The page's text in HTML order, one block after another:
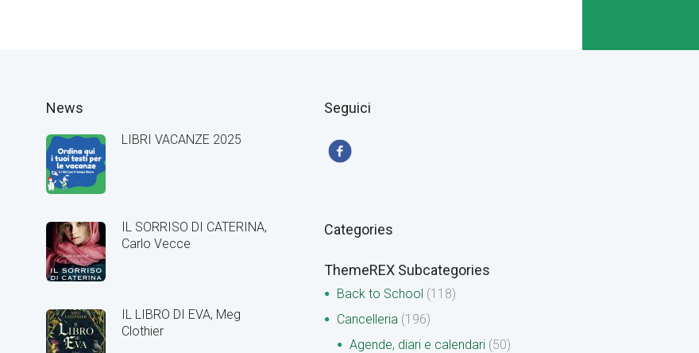
News
LIBRI VACANZE 2025
IL SORRISO DI CATERINA,
Carlo Vecce
IL LIBRO DI EVA, Meg
Clothier
Seguici
Categories
ThemeREX Subcategories
Back to School (118)
Cancelleria (196)
Agende, diari e calendari (50)